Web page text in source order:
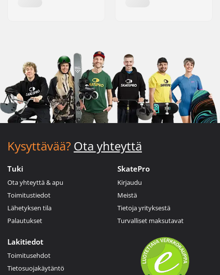
Kysyttävää? Ota yhteyttä
Tuki
Ota yhteyttä & apu
Toimitustiedot
Lähetyksen tila
Palautukset
SkatePro
Kirjaudu
Meistä
Tietoja yrityksestä
Turvalliset maksutavat
Lakitiedot
Toimitusehdot
Tietosuojakäytäntö